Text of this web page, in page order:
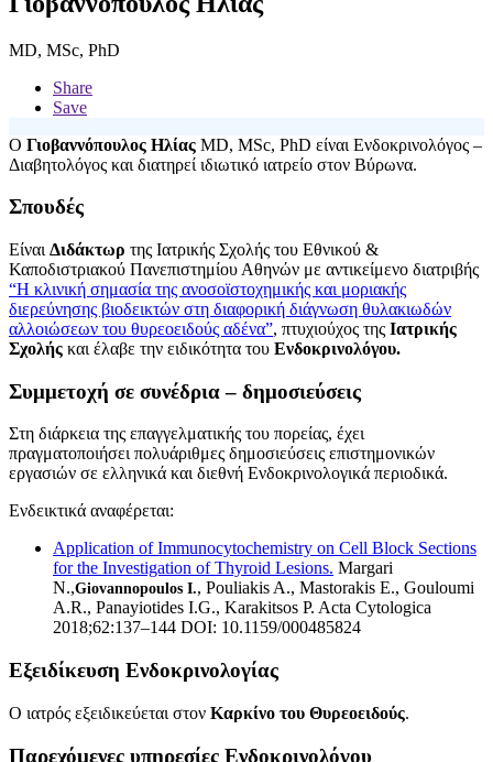
MD, MSc, PhD
Share
Save
Ο Γιοβαννόπουλος Ηλίας MD, MSc, PhD είναι Ενδοκρινολόγος –
Διαβητολόγος και διατηρεί ιδιωτικό ιατρείο στον Βύρωνα.
Σπουδές
Είναι Διδάκτωρ της Ιατρικής Σχολής του Εθνικού &
Καποδιστριακού Πανεπιστημίου Αθηνών με αντικείμενο διατριβής
“Η κλινική σημασία της ανοσοϊστοχημικής και μοριακής
διερεύνησης βιοδεικτών στη διαφορική διάγνωση θυλακιωδών
αλλοιώσεων του θυρεοειδούς αδένα”, πτυχιούχος της Ιατρικής
Σχολής και έλαβε την ειδικότητα του Ενδοκρινολόγου.
Συμμετοχή σε συνέδρια – δημοσιεύσεις
Στη διάρκεια της επαγγελματικής του πορείας, έχει
πραγματοποιήσει πολυάριθμες δημοσιεύσεις επιστημονικών
εργασιών σε ελληνικά και διεθνή Ενδοκρινολογικά περιοδικά.
Ενδεικτικά αναφέρεται:
Application of Immunocytochemistry on Cell Block Sections
for the Investigation of Thyroid Lesions. Margari
N.,Giovannopoulos I., Pouliakis A., Mastorakis E., Gouloumi
A.R., Panayiotides I.G., Karakitsos P. Acta Cytologica
2018;62:137–144 DOI: 10.1159/000485824
Εξειδίκευση Ενδοκρινολογίας
Ο ιατρός εξειδικεύεται στον Καρκίνο του Θυρεοειδούς.
Παρεχόμενες υπηρεσίες Ενδοκρινολόγου